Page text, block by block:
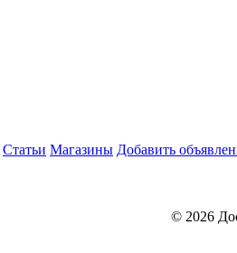
Статьи Магазины Добавить
© 2026